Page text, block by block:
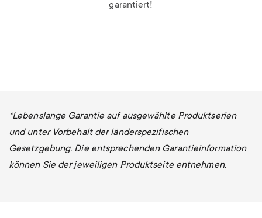
garantiert!
*Lebenslange Garantie auf ausgewählte Produktserien
und unter Vorbehalt der länderspezifischen
Gesetzgebung. Die entsprechenden Garantieinformation
können Sie der jeweiligen Produktseite entnehmen.